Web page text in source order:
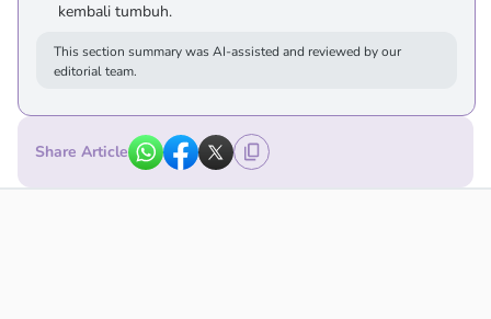
kembali tumbuh.
This section summary was AI-assisted and reviewed by our
editorial team.
Share Article